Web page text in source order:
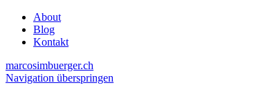
About
Blog
Kontakt
marcosimbuerger.ch
Navigation überspringen